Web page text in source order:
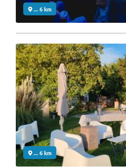
... 6 km
... 6 km